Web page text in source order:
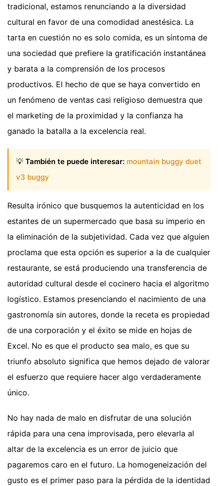
tradicional, estamos renunciando a la diversidad
cultural en favor de una comodidad anestésica. La
tarta en cuestión no es solo comida, es un síntoma de
una sociedad que prefiere la gratificación instantánea
y barata a la comprensión de los procesos
productivos. El hecho de que se haya convertido en
un fenómeno de ventas casi religioso demuestra que
el marketing de la proximidad y la confianza ha
ganado la batalla a la excelencia real.
💡 También te puede interesar: mountain buggy duet
v3 buggy
Resulta irónico que busquemos la autenticidad en los
estantes de un supermercado que basa su imperio en
la eliminación de la subjetividad. Cada vez que alguien
proclama que esta opción es superior a la de cualquier
restaurante, se está produciendo una transferencia de
autoridad cultural desde el cocinero hacia el algoritmo
logístico. Estamos presenciando el nacimiento de una
gastronomía sin autores, donde la receta es propiedad
de una corporación y el éxito se mide en hojas de
Excel. No es que el producto sea malo, es que su
triunfo absoluto significa que hemos dejado de valorar
el esfuerzo que requiere hacer algo verdaderamente
único.
No hay nada de malo en disfrutar de una solución
rápida para una cena improvisada, pero elevarla al
altar de la excelencia es un error de juicio que
pagaremos caro en el futuro. La homogeneización del
gusto es el primer paso para la pérdida de la identidad